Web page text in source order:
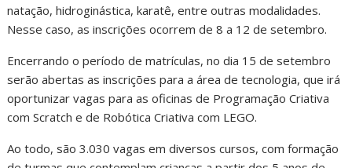
natação, hidroginástica, karatê, entre outras modalidades.
Nesse caso, as inscrições ocorrem de 8 a 12 de setembro.
Encerrando o período de matrículas, no dia 15 de setembro
serão abertas as inscrições para a área de tecnologia, que irá
oportunizar vagas para as oficinas de Programação Criativa
com Scratch e de Robótica Criativa com LEGO.
Ao todo, são 3.030 vagas em diversos cursos, com formação